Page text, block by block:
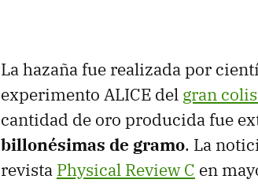
La hazaña fue realizada por
experimento ALICE del gran
cantidad de oro producida fue
billonésimas de gramo. La
revista Physical Review C en